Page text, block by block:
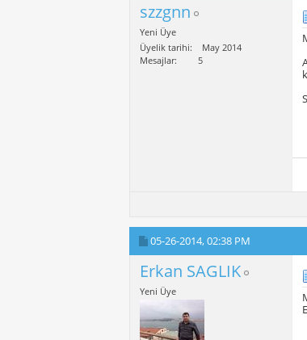
szzgnn
Yeni Üye
Üyelik tarihi
May 2014
Mesajlar
5
05-26-2014,02:38 PM
Erkan SAGLIK
Yeni Üye